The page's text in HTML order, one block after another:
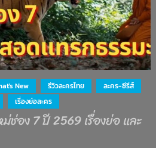
New รีวิวละครไทย
ละคร-ซีรีส์
เรื่องย่อละคร
ช่อง 7 ปี 2569 เรื่องย่อ และ